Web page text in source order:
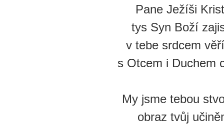
Pane Ježíši
tys Syn Boží
v tebe srdcem
s Otcem i Duchem
My jsme tebou
obraz tvůj